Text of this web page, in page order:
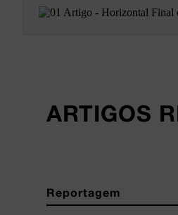
ARTIGOS
Reportagem